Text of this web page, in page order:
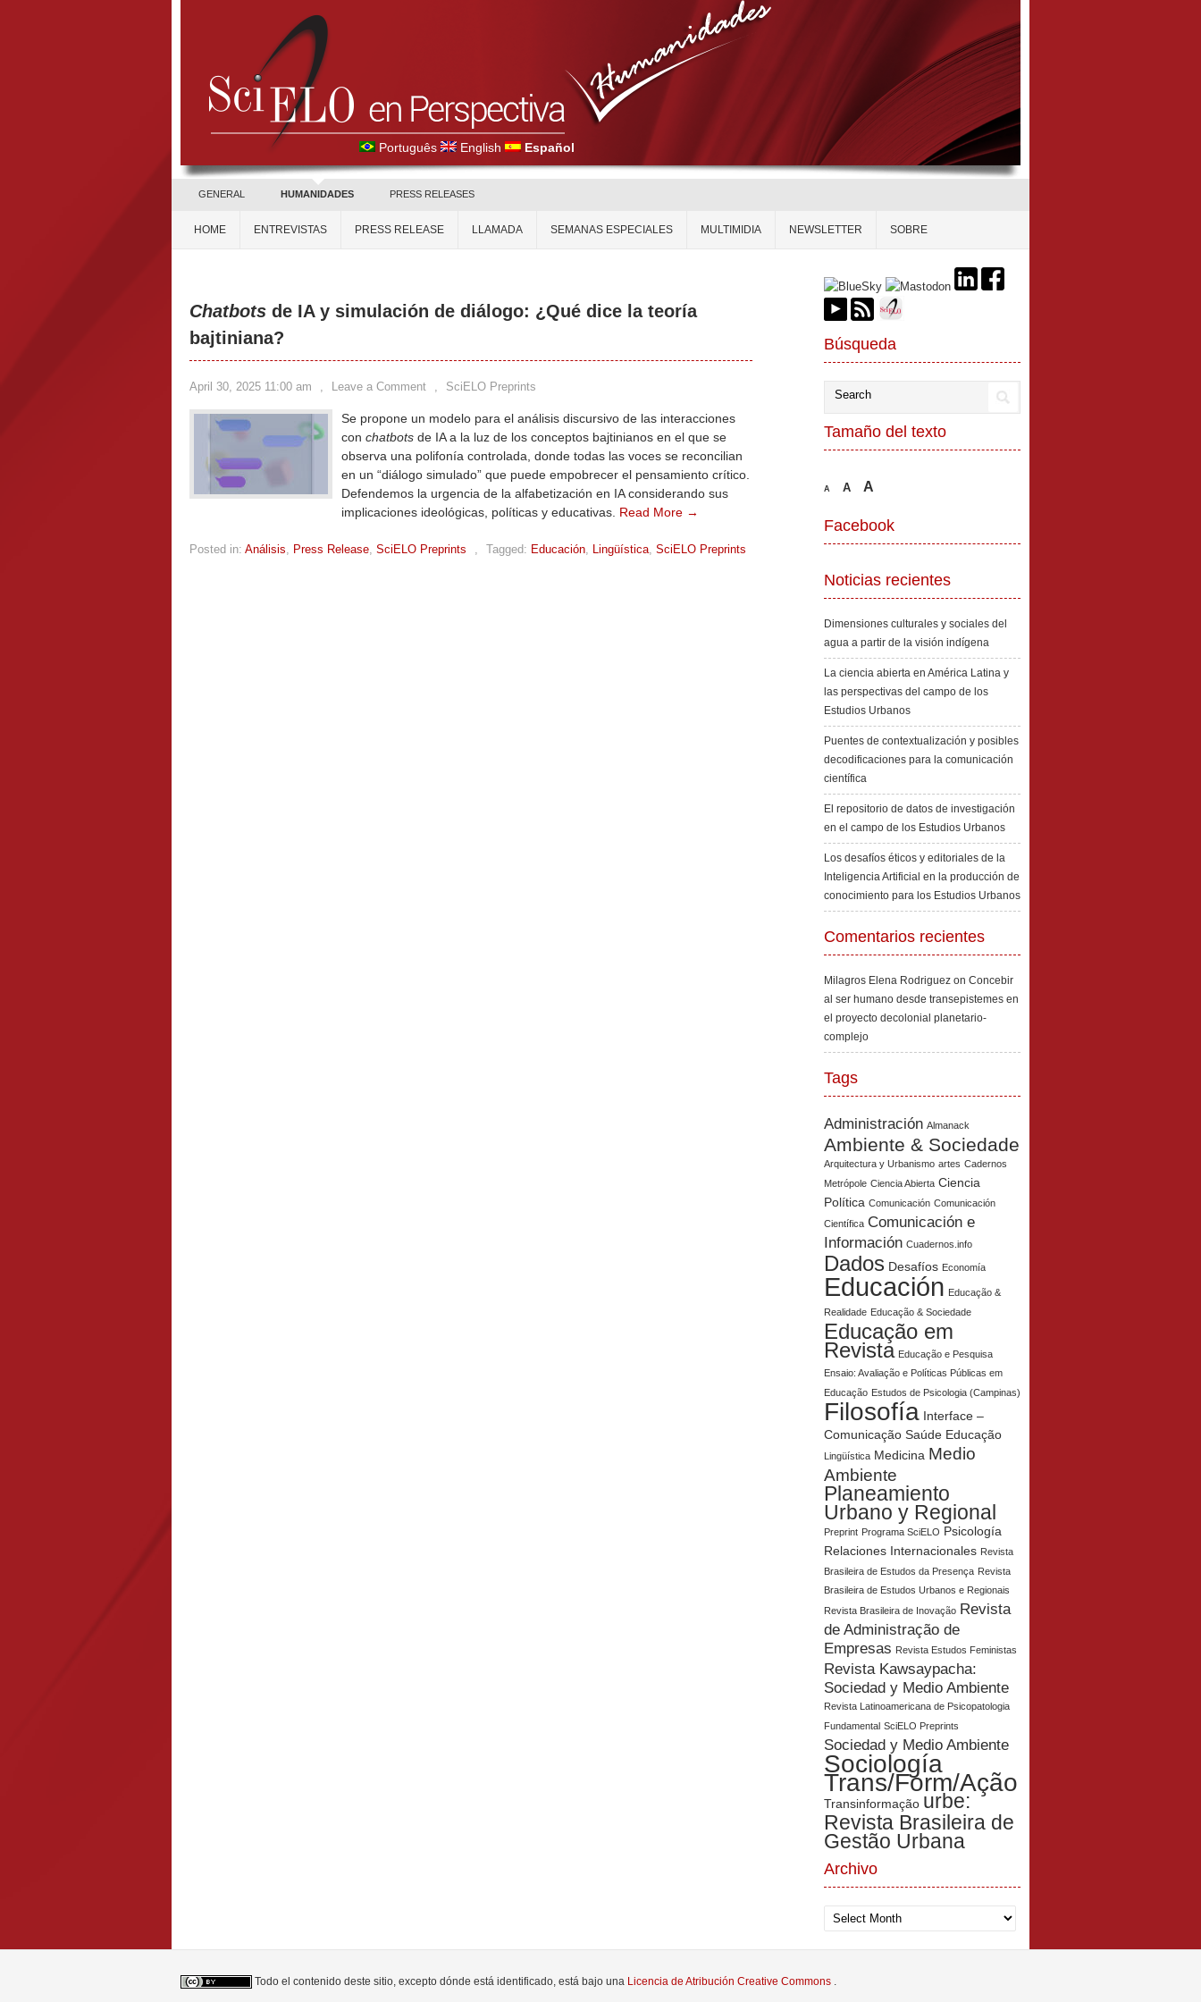
Português English Español
GENERAL HUMANIDADES PRESS RELEASES
HOME ENTREVISTAS PRESS RELEASE LLAMADA SEMANAS ESPECIALES MULTIMIDIA NEWSLETTER SOBRE
Chatbots de IA y simulación de diálogo: ¿Qué dice la teoría
bajtiniana?
April 30, 2025 11:00 am , Leave a Comment , SciELO Preprints
Se propone un modelo para el análisis discursivo de las interacciones
con chatbots de IA a la luz de los conceptos bajtinianos en el que se
observa una polifonía controlada, donde todas las voces se reconcilian
en un “diálogo simulado” que puede empobrecer el pensamiento crítico.
Defendemos la urgencia de la alfabetización en IA considerando sus
implicaciones ideológicas, políticas y educativas. Read More →
Posted in: Análisis, Press Release, SciELO Preprints , Tagged: Educación, Lingüística, SciELO Preprints
Búsqueda
Tamaño del texto
A A A
Facebook
Noticias recientes
Dimensiones culturales y sociales del
agua a partir de la visión indígena
La ciencia abierta en América Latina y
las perspectivas del campo de los
Estudios Urbanos
Puentes de contextualización y posibles
decodificaciones para la comunicación
científica
El repositorio de datos de investigación
en el campo de los Estudios Urbanos
Los desafíos éticos y editoriales de la
Inteligencia Artificial en la producción de
conocimiento para los Estudios Urbanos
Comentarios recientes
Milagros Elena Rodriguez on Concebir
al ser humano desde transepistemes en
el proyecto decolonial planetario-
complejo
Tags
Administración Almanack
Ambiente & Sociedade
Arquitectura y Urbanismo artes Cadernos
Metrópole Ciencia Abierta Ciencia
Política Comunicación Comunicación
Científica Comunicación e
Información Cuadernos.info
Dados Desafíos Economía
Educación Educação &
Realidade Educação & Sociedade
Educação em
Revista Educação e Pesquisa
Ensaio: Avaliação e Políticas Públicas em
Educação Estudos de Psicologia (Campinas)
Filosofía Interface –
Comunicação Saúde Educação
Lingüística Medicina Medio
Ambiente
Planeamiento
Urbano y Regional
Preprint Programa SciELO Psicología
Relaciones Internacionales Revista
Brasileira de Estudos da Presença Revista
Brasileira de Estudos Urbanos e Regionais
Revista Brasileira de Inovação Revista
de Administração de
Empresas Revista Estudos Feministas
Revista Kawsaypacha:
Sociedad y Medio Ambiente
Revista Latinoamericana de Psicopatologia
Fundamental SciELO Preprints
Sociedad y Medio Ambiente
Sociología
Trans/Form/Ação
Transinformação urbe:
Revista Brasileira de
Gestão Urbana
Archivo
Archivo
Todo el contenido deste sitio, excepto dónde está identificado, está bajo una Licencia de Atribución Creative Commons .